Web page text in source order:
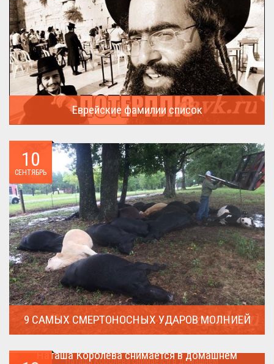
Еврейские фамилии список
10
СЕНТЯБРЬ
9 САМЫХ СМЕРТОНОСНЫХ УДАРОВ МОЛНИЕЙ
Наташа Королева снимается в домашнем